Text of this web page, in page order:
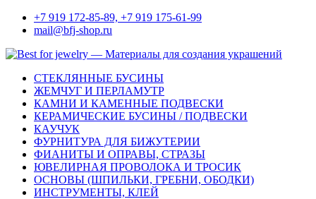
+7 919 172-85-89, +7 919 175-61-99
mail@bfj-shop.ru
СТЕКЛЯННЫЕ БУСИНЫ
ЖЕМЧУГ И ПЕРЛАМУТР
КАМНИ И КАМЕННЫЕ ПОДВЕСКИ
КЕРАМИЧЕСКИЕ БУСИНЫ / ПОДВЕСКИ
КАУЧУК
ФУРНИТУРА ДЛЯ БИЖУТЕРИИ
ФИАНИТЫ И ОПРАВЫ, СТРАЗЫ
ЮВЕЛИРНАЯ ПРОВОЛОКА И ТРОСИК
ОСНОВЫ (ШПИЛЬКИ, ГРЕБНИ, ОБОДКИ)
ИНСТРУМЕНТЫ, КЛЕЙ